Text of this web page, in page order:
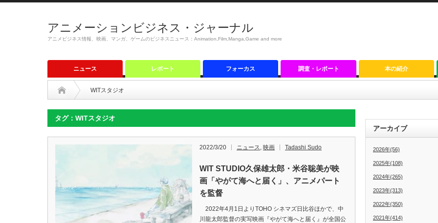
アニメーションビジネス・ジャーナル
アニメビジネス情報、映画、マンガ、ゲームのビジネスニュース：Animation,Film,Manga,Game and more
ニュース レポート フォーカス 調査・レポート 本の紹介
WITスタジオ
タグ：WITスタジオ
2022/3/20 ニュース, 映画 Tadashi Sudo
WIT STUDIO久保雄太郎・米谷聡美が映
画「やがて海へと届く」、アニメパート
を監督
2022年4月1日よりTOHO シネマズ日比谷ほかで、中
川龍太郎監督の実写映画『やがて海へと届く』が全国公
アーカイブ
2026年(56)
2025年(108)
2024年(265)
2023年(313)
2022年(350)
2021年(414)